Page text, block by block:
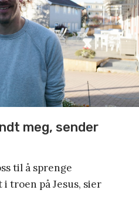
meg, sender
til å sprenge
troen på Jesus, sier